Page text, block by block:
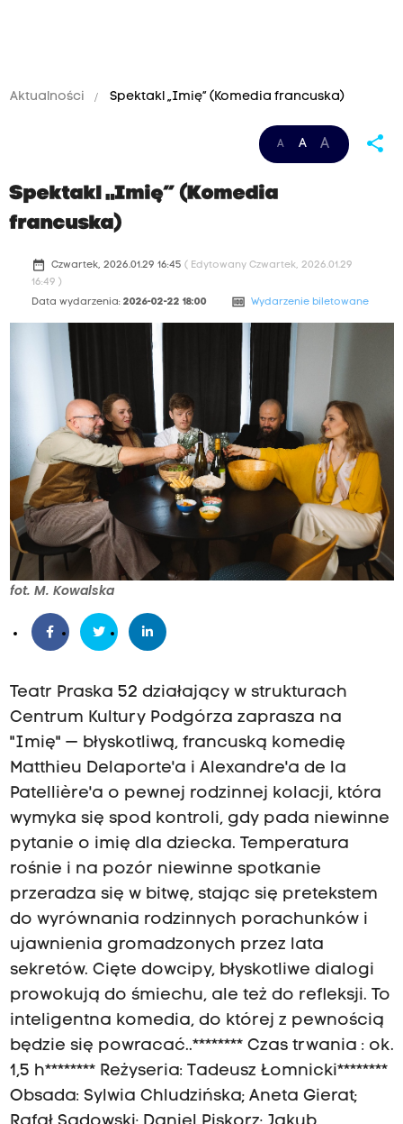
Aktualności Spektakl „Imię” (Komedia francuska)
A A A share
Spektakl „Imię” (Komedia
francuska)
date_range Czwartek, 2026.01.29 16:45 ( Edytowany Czwartek, 2026.01.29
16:49 )
Data wydarzenia: 2026-02-22 18:00 money Wydarzenie biletowane
fot. M. Kowalska
Teatr Praska 52 działający w strukturach
Centrum Kultury Podgórza zaprasza na
"Imię" — błyskotliwą, francuską komedię
Matthieu Delaporte'a i Alexandre'a de la
Patellière'a o pewnej rodzinnej kolacji, która
wymyka się spod kontroli, gdy pada niewinne
pytanie o imię dla dziecka. Temperatura
rośnie i na pozór niewinne spotkanie
przeradza się w bitwę, stając się pretekstem
do wyrównania rodzinnych porachunków i
ujawnienia gromadzonych przez lata
sekretów. Cięte dowcipy, błyskotliwe dialogi
prowokują do śmiechu, ale też do refleksji. To
inteligentna komedia, do której z pewnością
będzie się powracać..******** Czas trwania : ok.
1,5 h******** Reżyseria: Tadeusz Łomnicki********
Obsada: Sylwia Chludzińska; Aneta Gierat;